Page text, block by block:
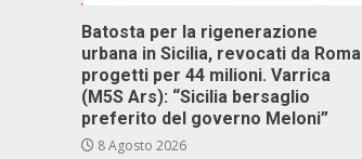
Batosta per la rigenerazione
urbana in Sicilia, revocati da Roma
progetti per 44 milioni. Varrica
(M5S Ars): “Sicilia bersaglio
preferito del governo Meloni”
8 Agosto 2026